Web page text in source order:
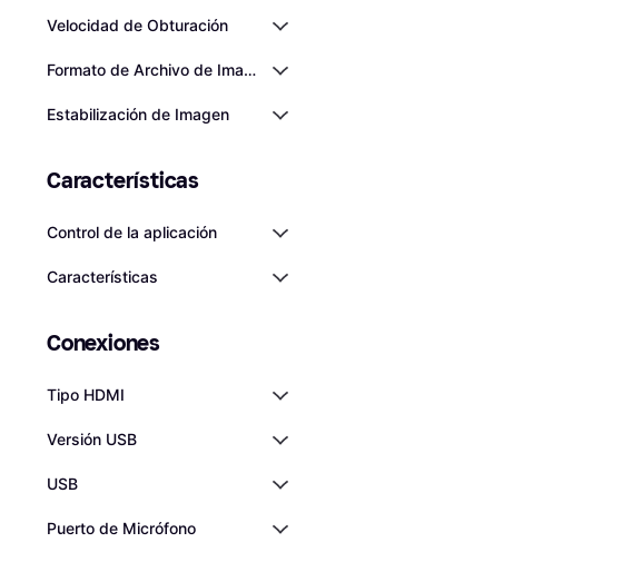
Velocidad de Obturación
Formato de Archivo de Imagen
Estabilización de Imagen
Características
Control de la aplicación
Características
Conexiones
Tipo HDMI
Versión USB
USB
Puerto de Micrófono